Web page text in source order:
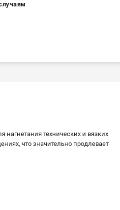
нагнетания технических и вязких
что значительно продлевает